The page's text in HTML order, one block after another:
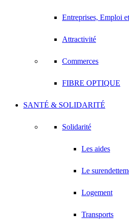
Entreprises, Emploi
Attractivité
Commerces
FIBRE OPTIQUE
SANTÉ & SOLIDARITÉ
Solidarité
Les aides
Le
Logement
Transports